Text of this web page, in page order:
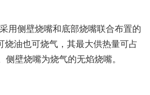
用侧壁烧嘴和底部烧嘴联合布置的
烧油也可烧气，其最大供热量可占
侧壁烧嘴为烧气的无焰烧嘴。